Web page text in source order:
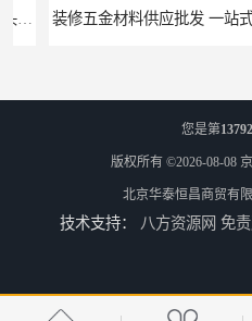
装修五金材料供应批发 一站式供应
建筑五金材料供应配送 一站式五金材料供应商
您是第
版权所有 ©2026-08-08
北京华泰恒昌商贸有
技术支持： 八方资源网 免